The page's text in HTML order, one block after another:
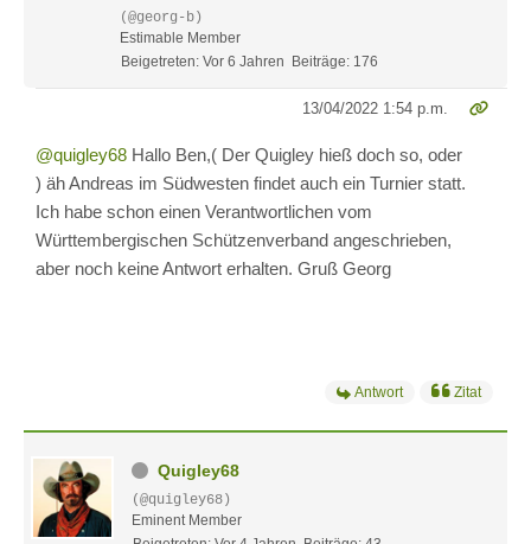
(@georg-b)
Estimable Member
Beigetreten: Vor 6 Jahren
Beiträge: 176
13/04/2022 1:54 p.m.
@quigley68 Hallo Ben,( Der Quigley hieß doch so, oder
) äh Andreas im Südwesten findet auch ein Turnier statt.
Ich habe schon einen Verantwortlichen vom
Württembergischen Schützenverband angeschrieben,
aber noch keine Antwort erhalten. Gruß Georg
Antwort Zitat
Quigley68
(@quigley68)
Eminent Member